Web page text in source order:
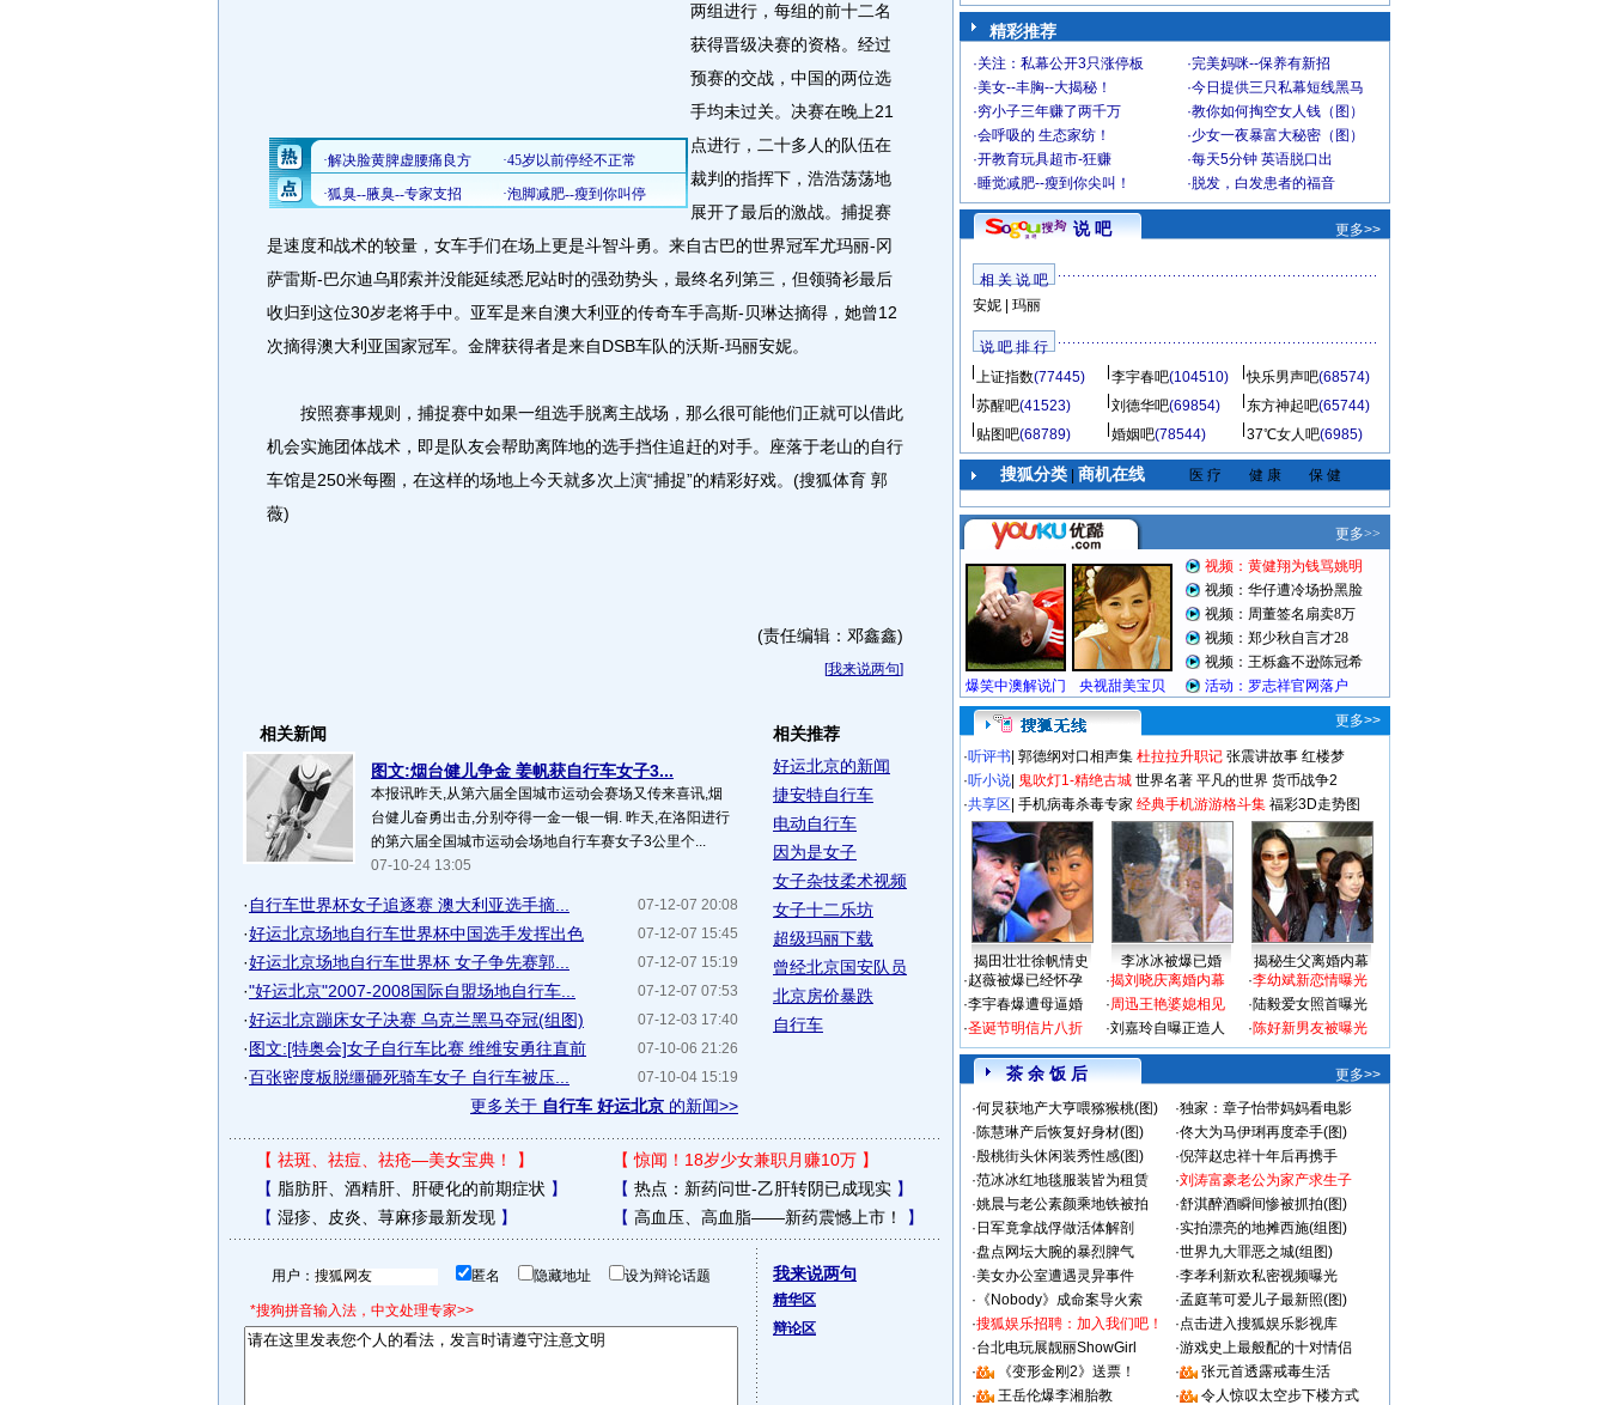
两组进行，每组的前十二名
获得晋级决赛的资格。经过
预赛的交战，中国的两位选
手均未过关。决赛在晚上21
点进行，二十多人的队伍在
裁判的指挥下，浩浩荡荡地
展开了最后的激战。捕捉赛
是速度和战术的较量，女车手们在场上更是斗智斗勇。来自古巴的世界冠军尤玛丽-冈
萨雷斯-巴尔迪乌耶索并没能延续悉尼站时的强劲势头，最终名列第三，但领骑衫最后
收归到这位30岁老将手中。亚军是来自澳大利亚的传奇车手高斯-贝琳达摘得，她曾12
次摘得澳大利亚国家冠军。金牌获得者是来自DSB车队的沃斯-玛丽安妮。
按照赛事规则，捕捉赛中如果一组选手脱离主战场，那么很可能他们正就可以借此
机会实施团体战术，即是队友会帮助离阵地的选手挡住追赶的对手。座落于老山的自行
车馆是250米每圈，在这样的场地上今天就多次上演“捕捉”的精彩好戏。(搜狐体育 郭
薇)
(责任编辑：邓鑫鑫)
[我来说两句]
相关新闻
图文:烟台健儿争金 姜帆获自行车女子3...
本报讯昨天,从第六届全国城市运动会赛场又传来喜讯,烟
台健儿奋勇出击,分别夺得一金一银一铜. 昨天,在洛阳进行
的第六届全国城市运动会场地自行车赛女子3公里个...
07-10-24 13:05
07-12-07 20:08
· 自行车世界杯女子追逐赛 澳大利亚选手摘...
07-12-07 15:45
·好运北京场地自行车世界杯中国选手发挥出色
07-12-07 15:19
·好运北京场地自行车世界杯 女子争先赛郭...
07-12-07 07:53
·"好运北京"2007-2008国际自盟场地自行车...
07-12-03 17:40
·好运北京蹦床女子决赛 乌克兰黑马夺冠(组图)
07-10-06 21:26
·图文:[特奥会]女子自行车比赛 维维安勇往直前
07-10-04 15:19
·百张密度板脱缰砸死骑车女子 自行车被压...
更多关于 自行车 好运北京 的新闻>>
相关推荐
好运北京的新闻
捷安特自行车
电动自行车
因为是女子
女子杂技柔术视频
女子十二乐坊
超级玛丽下载
曾经北京国安队员
北京房价暴跌
自行车
【 祛斑、祛痘、祛疮—美女宝典！ 】 【惊闻！18岁少女兼职月赚10万】
【 脂肪肝、酒精肝、肝硬化的前期症状 】 【 热点：新药问世-乙肝转阴已成现实】
【 湿疹、皮炎、荨麻疹最新发现】 【 高血压、高血脂——新药震憾上市！ 】
用户： 匿名 隐藏地址 设为辩论话题
*搜狗拼音输入法，中文处理专家>>
我来说两句
精华区
辩论区
精彩推荐
·关注：私幕公开3只涨停板 ·完美妈咪--保养有新招
·美女--丰胸--大揭秘！ ·今日提供三只私幕短线黑马
·穷小子三年赚了两千万 ·教你如何掏空女人钱（图）
·会呼吸的 生态家纺！ ·少女一夜暴富大秘密（图）
·开教育玩具超市-狂赚 ·每天5分钟 英语脱口出
·睡觉减肥--瘦到你尖叫！ · 脱发，白发患者的福音
说 吧 更多>>
相 关 说 吧
安妮| 玛丽
说 吧 排 行
上证指数(77445) 李宇春吧(104510) 快乐男声吧(68574)
苏醒吧(41523) 刘德华吧(69854) 东方神起吧(65744)
贴图吧(68789) 婚姻吧(78544) 37℃女人吧(6985)
搜狐分类| 商机在线 医 疗 健 康 保 健
更多>>
·听评书 郭德纲对口相声集 杜拉拉升职记 张震讲故事 红楼梦
·听小说 鬼吹灯1-精绝古城 世界名著 平凡的世界 货币战争2
·共享区 手机病毒杀毒专家 经典手机游游格斗集 福彩3D走势图
揭田壮壮徐帆情史 李冰冰被爆已婚
揭秘生父离婚内幕
·赵薇被爆已经怀孕
·李宇春爆遭母逼婚
·圣诞节明信片八折
·揭刘晓庆离婚内幕
·周迅王艳婆媳相见
·刘嘉玲自曝正造人
·李幼斌新恋情曝光
·陆毅爱女照首曝光
·陈好新男友被曝光
茶 余 饭 后
更多>>
·何炅获地产大亨喂猕猴桃(图) ·独家：章子怡带妈妈看电影
·陈慧琳产后恢复好身材(图) ·佟大为马伊琍再度牵手(图)
·殷桃街头休闲装秀性感(图) ·倪萍赵忠祥十年后再携手
·范冰冰红地毯服装皆为租赁 ·刘涛富豪老公为家产求生子
·姚晨与老公素颜乘地铁被拍 ·舒淇醉酒瞬间惨被抓拍(图)
· 日军竟拿战俘做活体解剖 ·实拍漂亮的地摊西施(组图)
·盘点网坛大腕的暴烈脾气 ·世界九大罪恶之城(组图)
·美女办公室遭遇灵异事件 ·李孝利新欢私密视频曝光
· 《Nobody》成命案导火索 ·孟庭苇可爱儿子最新照(图)
·搜狐娱乐招聘：加入我们吧！ ·点击进入搜狐娱乐影视库
·台北电玩展靓丽ShowGirl ·游戏史上最般配的十对情侣
·
《变形金刚2》送票！ ·
张元首透露戒毒生活
·
王岳伦爆李湘胎教 · 令人惊叹太空步下楼方式